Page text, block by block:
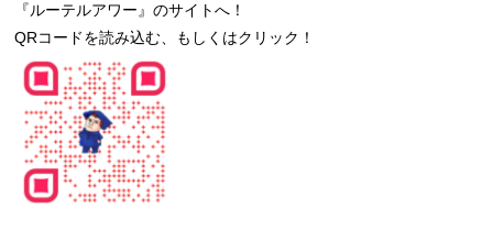
『ルーテルアワー』のサイトへ！
QRコードを読み込む、もしくはクリック！